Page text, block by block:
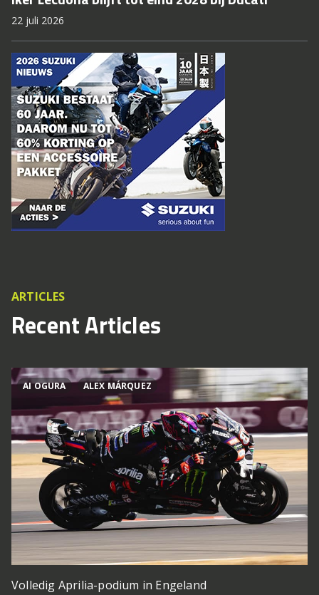
22 juli 2026
ARTICLES
Recent Articles
AI OGURA ALEX MÁRQUEZ
Volledig Aprilia-podium in Engeland